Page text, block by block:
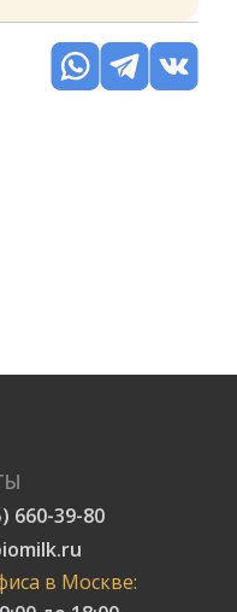
660-39-80
в Москве: